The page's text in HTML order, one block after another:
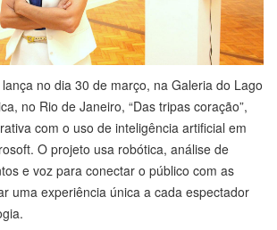
no dia 30 de março, na Galeria do Lago
no Rio de Janeiro, “Das tripas coração”,
com o uso de inteligência artificial em
O projeto usa robótica, análise de
e voz para conectar o público com as
uma experiência única a cada espectador